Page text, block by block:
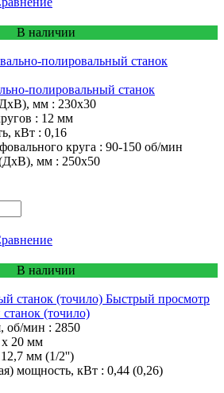
В наличии
полировальный станок
мм : 230х30
: 12 мм
кВт : 0,16
круга : 90-150 об/мин
мм : 250х50
В наличии
Быстрый просмотр
(точило)
об/мин : 2850
20 мм
мм (1/2'')
мощность, кВт : 0,44 (0,26)